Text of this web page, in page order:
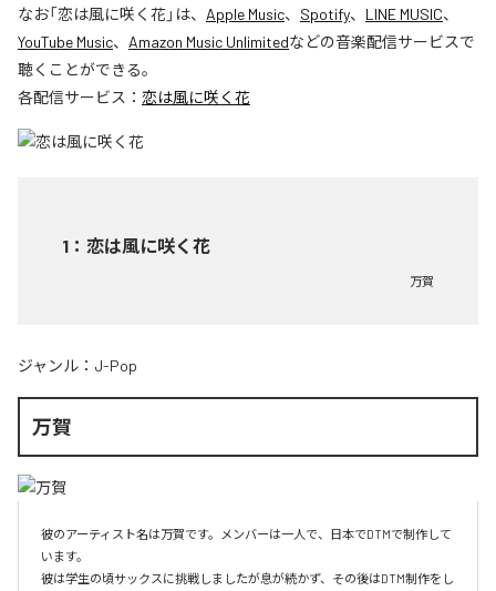
なお「恋は風に咲く花」は、 Apple Music、 Spotify、 LINE MUSIC、
YouTube Music、 Amazon Music Unlimitedなどの音楽配信サービスで
聴くことができる。
各配信サービス： 恋は風に咲く花
1 ： 恋は風に咲く花
万賀
ジャンル： J-Pop
万賀
彼のアーティスト名は万賀です。メンバーは一人で、日本でDTMで制作して
います。
彼は学生の頃サックスに挑戦しましたが息が続かず、その後はDTM制作をし